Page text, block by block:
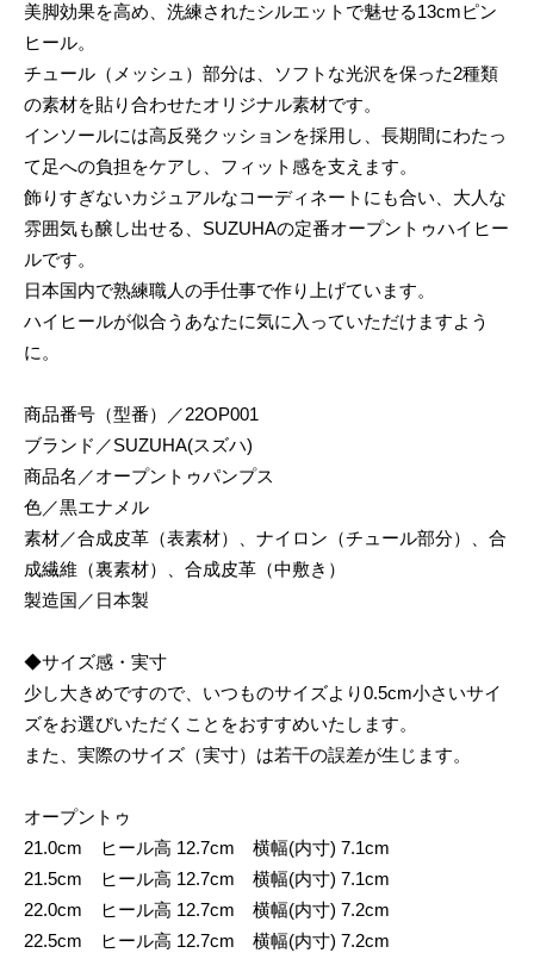
美脚効果を高め、洗練されたシルエットで魅せる13cmピン
ヒール。
チュール（メッシュ）部分は、ソフトな光沢を保った2種類
の素材を貼り合わせたオリジナル素材です。
インソールには高反発クッションを採用し、長期間にわたっ
て足への負担をケアし、フィット感を支えます。
飾りすぎないカジュアルなコーディネートにも合い、大人な
雰囲気も醸し出せる、SUZUHAの定番オープントゥハイヒー
ルです。
日本国内で熟練職人の手仕事で作り上げています。
ハイヒールが似合うあなたに気に入っていただけますよう
に。
商品番号（型番）／22OP001
ブランド／SUZUHA(スズハ)
商品名／オープントゥパンプス
色／黒エナメル
素材／合成皮革（表素材）、ナイロン（チュール部分）、合
成繊維（裏素材）、合成皮革（中敷き）
製造国／日本製
◆サイズ感・実寸
少し大きめですので、いつものサイズより0.5cm小さいサイ
ズをお選びいただくことをおすすめいたします。
また、実際のサイズ（実寸）は若干の誤差が生じます。
オープントゥ
21.0cm ヒール高 12.7cm 横幅(内寸) 7.1cm
21.5cm ヒール高 12.7cm 横幅(内寸) 7.1cm
22.0cm ヒール高 12.7cm 横幅(内寸) 7.2cm
22.5cm ヒール高 12.7cm 横幅(内寸) 7.2cm